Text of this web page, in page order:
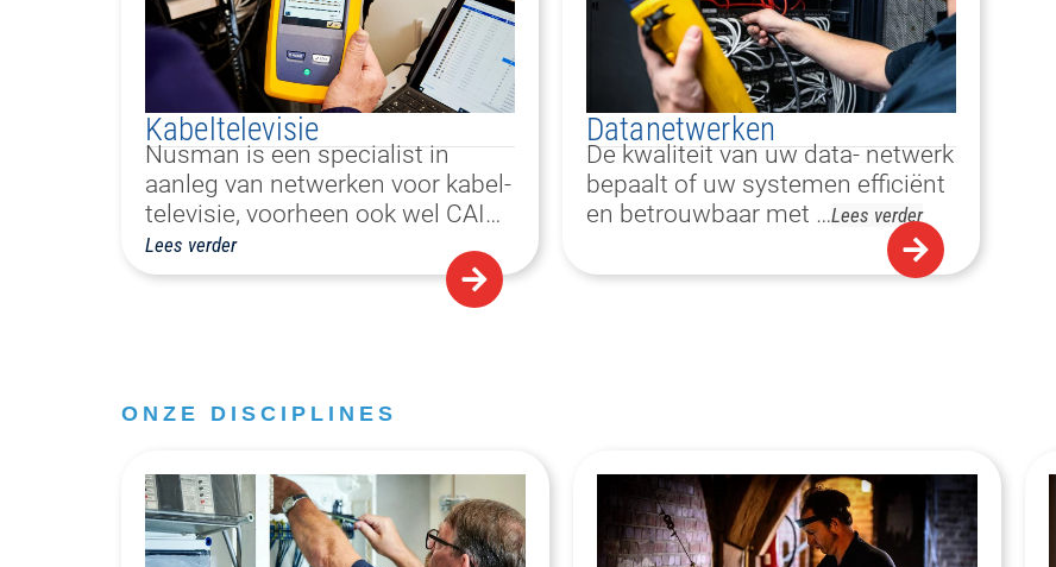
Kabeltelevisie
Nusman is een specialist in
aanleg van netwerken voor kabel-
televisie, voorheen ook wel CAI…
Lees verder
Datanetwerken
De kwaliteit van uw data- netwerk
bepaalt of uw systemen efficiënt
en betrouwbaar met …Lees verder
ONZE DISCIPLINES